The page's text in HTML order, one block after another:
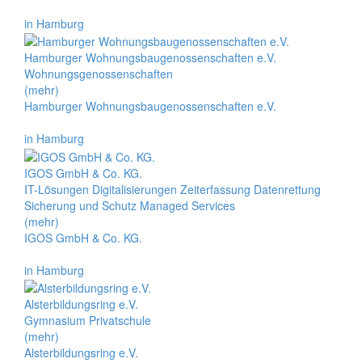
in Hamburg
Hamburger Wohnungsbaugenossenschaften e.V.
Wohnungsgenossenschaften
(mehr)
Hamburger Wohnungsbaugenossenschaften e.V.
in Hamburg
IGOS GmbH & Co. KG.
IT-Lösungen Digitalisierungen Zeiterfassung Datenrettung
Sicherung und Schutz Managed Services
(mehr)
IGOS GmbH & Co. KG.
in Hamburg
Alsterbildungsring e.V.
Gymnasium Privatschule
(mehr)
Alsterbildungsring e.V.